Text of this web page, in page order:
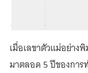
จำนวนคำ จำนวนหน้า
เมื่อเลขาตัวแม่อย่าง
มาตลอด 5 ปีของการ